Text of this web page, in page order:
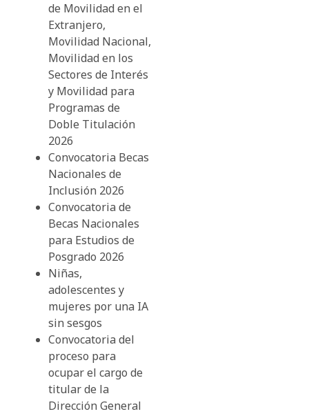
de Movilidad en el
Extranjero,
Movilidad Nacional,
Movilidad en los
Sectores de Interés
y Movilidad para
Programas de
Doble Titulación
2026
Convocatoria Becas
Nacionales de
Inclusión 2026
Convocatoria de
Becas Nacionales
para Estudios de
Posgrado 2026
Niñas,
adolescentes y
mujeres por una IA
sin sesgos
Convocatoria del
proceso para
ocupar el cargo de
titular de la
Dirección General